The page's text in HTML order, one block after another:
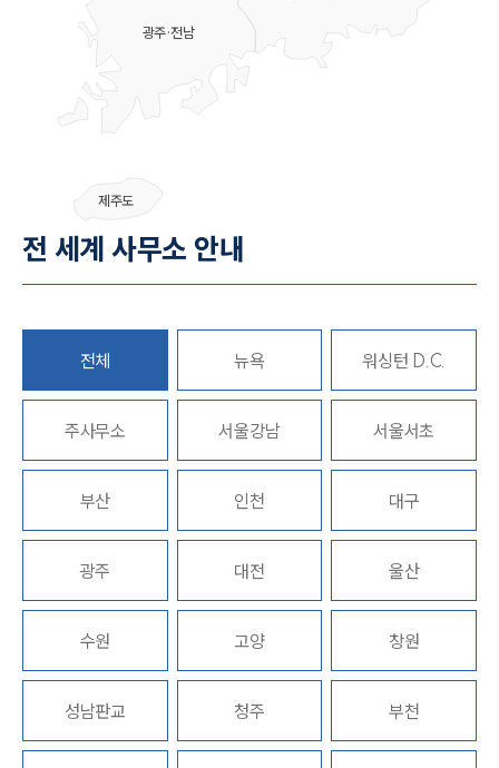
그룹소개
대륜의 강점
오시는 길
고객의 소리
통합검색
AI대륜
업무사례
사례분석/최신동향
법률정보
법률지식인
고객후기
업무분야
전체
광주·전남
제주도
전 세계 사무소 안내
전체 뉴욕 워싱턴 D.C.
주사무소 서울강남 서울서초
부산 인천 대구
광주 대전 울산
수원 고양 창원
성남판교 청주 부천